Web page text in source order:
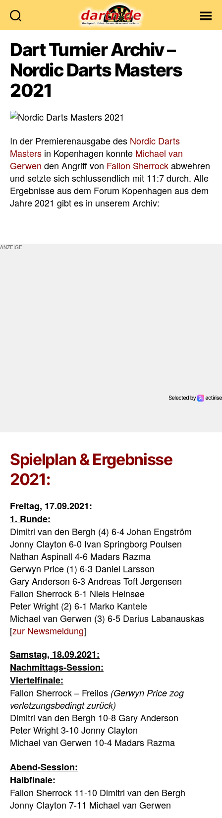
Dart Turnier Archiv –
Nordic Darts Masters
2021
In der Premierenausgabe des Nordic Darts
Masters in Kopenhagen konnte Michael van
Gerwen den Angriff von Fallon Sherrockabwehren
und setzte sich schlussendlich mit 11:7 durch. Alle
Ergebnisse aus dem Forum Kopenhagen aus dem
Jahre 2021 gibt es in unserem Archiv:
Spielplan & Ergebnisse
2021:
Freitag, 17.09.2021:
1. Runde:
Dimitri van den Bergh (4) 6-4 Johan Engström
Jonny Clayton 6-0 Ivan Springborg Poulsen
Nathan Aspinall 4-6 Madars Razma
Gerwyn Price (1) 6-3 Daniel Larsson
Gary Anderson 6-3 Andreas Toft Jørgensen
Fallon Sherrock 6-1 Niels Heinsøe
Peter Wright (2) 6-1 Marko Kantele
Michael van Gerwen (3) 6-5 Darius Labanauskas
[zur Newsmeldung]
Samstag, 18.09.2021:
Nachmittags-Session:
Viertelfinale:
Fallon Sherrock – Freilos (Gerwyn Price zog
verletzungsbedingt zurück)
Dimitri van den Bergh 10-8 Gary Anderson
Peter Wright 3-10 Jonny Clayton
Michael van Gerwen 10-4 Madars Razma
Abend-Session:
Halbfinale:
Fallon Sherrock 11-10 Dimitri van den Bergh
Jonny Clayton 7-11 Michael van Gerwen